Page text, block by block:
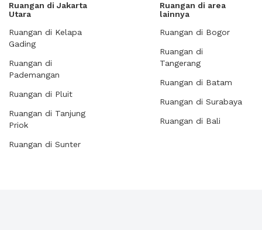
Ruangan di Jakarta
Utara
Ruangan di Kelapa
Gading
Ruangan di
Pademangan
Ruangan di Pluit
Ruangan di Tanjung
Priok
Ruangan di Sunter
Ruangan di area
lainnya
Ruangan di Bogor
Ruangan di
Tangerang
Ruangan di Batam
Ruangan di Surabaya
Ruangan di Bali